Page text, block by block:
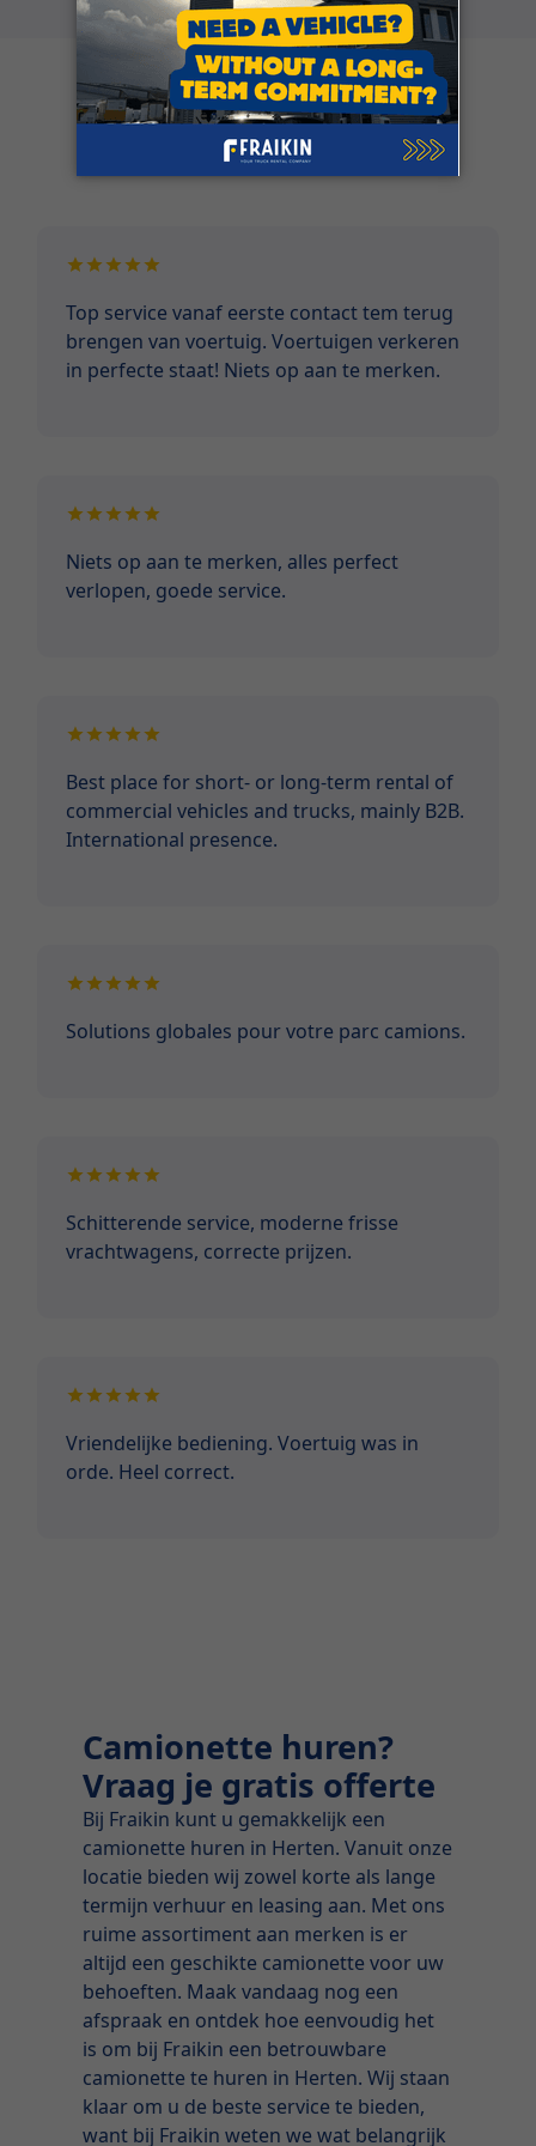
Klantgetuigenissen
Top service vanaf eerste contact tem terug
brengen van voertuig. Voertuigen verkeren
in perfecte staat! Niets op aan te merken.
Niets op aan te merken, alles perfect
verlopen, goede service.
Best place for short- or long-term rental of
commercial vehicles and trucks, mainly B2B.
International presence.
Solutions globales pour votre parc camions.
Schitterende service, moderne frisse
vrachtwagens, correcte prijzen.
Vriendelijke bediening. Voertuig was in
orde. Heel correct.
Camionette huren?
Vraag je gratis offerte
Bij Fraikin kunt u gemakkelijk een
camionette huren in Herten. Vanuit onze
locatie bieden wij zowel korte als lange
termijn verhuur en leasing aan. Met ons
ruime assortiment aan merken is er
altijd een geschikte camionette voor uw
behoeften. Maak vandaag nog een
afspraak en ontdek hoe eenvoudig het
is om bij Fraikin een betrouwbare
camionette te huren in Herten. Wij staan
klaar om u de beste service te bieden,
want bij Fraikin weten we wat belangrijk